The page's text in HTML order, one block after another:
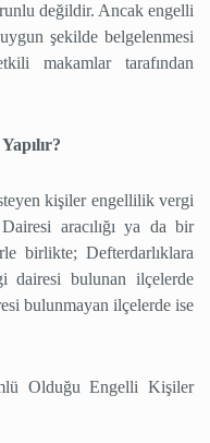
değildir. Ancak engelli
şekilde belgelenmesi
makamlar tarafından
kişiler engellilik vergi
aracılığı ya da bir
birlikte; Defterdarlıklara
dairesi bulunan ilçelerde
bulunmayan ilçelerde ise
Olduğu Engelli Kişiler